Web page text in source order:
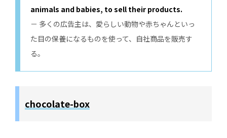
animals and babies, to sell their products.
－ 多くの広告主は、愛らしい動物や赤ちゃんといっ
た目の保養になるものを使って、自社商品を販売す
る。
chocolate-box